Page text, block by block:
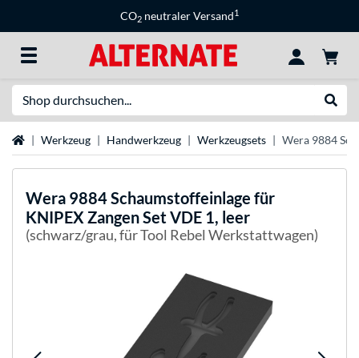
CO2 neutraler Versand1
StartseiteWerkzeug Handwerkzeug Werkzeugsets Wera 9884
Wera 9884 Schaumstoffeinlage für
KNIPEX Zangen Set VDE 1, leer
(schwarz/grau, für Tool Rebel Werkstattwagen)